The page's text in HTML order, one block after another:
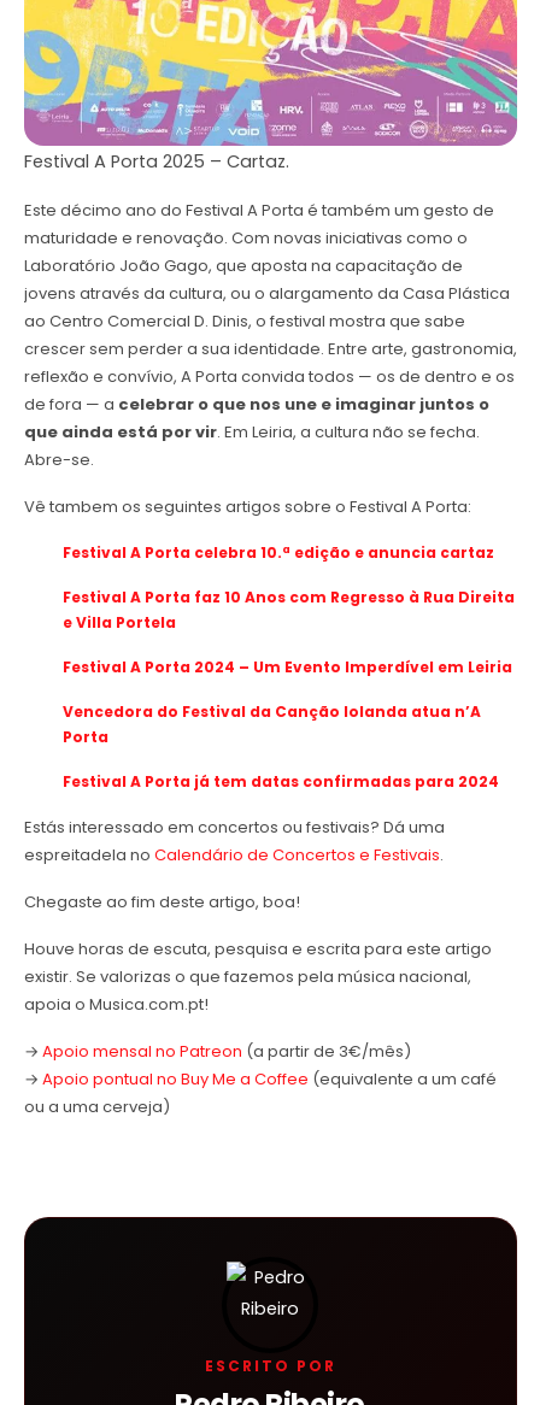
Festival A Porta 2025 – Cartaz.
Este décimo ano do Festival A Porta é também um gesto de
maturidade e renovação. Com novas iniciativas como o
Laboratório João Gago, que aposta na capacitação de
jovens através da cultura, ou o alargamento da Casa Plástica
ao Centro Comercial D. Dinis, o festival mostra que sabe
crescer sem perder a sua identidade. Entre arte, gastronomia,
reflexão e convívio, A Porta convida todos — os de dentro e os
de fora — a celebrar o que nos une e imaginar juntos o
que ainda está por vir. Em Leiria, a cultura não se fecha.
Abre-se.
Vê tambem os seguintes artigos sobre o Festival A Porta:
Festival A Porta celebra 10.ª edição e anuncia cartaz
Festival A Porta faz 10 Anos com Regresso à Rua Direita
e Villa Portela
Festival A Porta 2024 – Um Evento Imperdível em Leiria
Vencedora do Festival da Canção Iolanda atua n’A
Porta
Festival A Porta já tem datas confirmadas para 2024
Estás interessado em concertos ou festivais? Dá uma
espreitadela no Calendário de Concertos e Festivais.
Chegaste ao fim deste artigo, boa!
Houve horas de escuta, pesquisa e escrita para este artigo
existir. Se valorizas o que fazemos pela música nacional,
apoia o Musica.com.pt!
→ Apoio mensal no Patreon (a partir de 3€/mês)
→ Apoio pontual no Buy Me a Coffee (equivalente a um café
ou a uma cerveja)
ESCRITO POR